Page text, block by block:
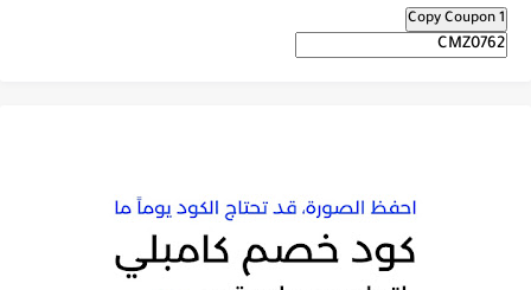
Copy Coupon 1